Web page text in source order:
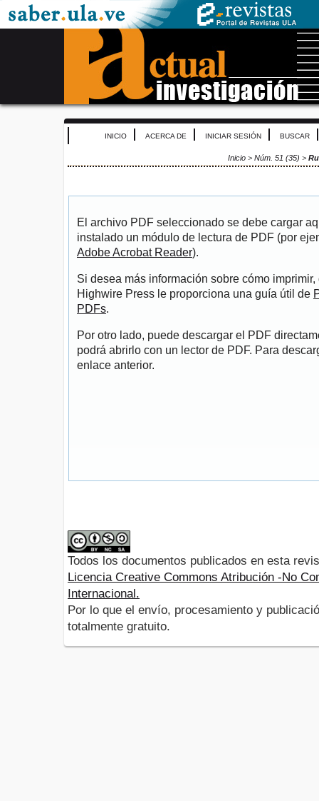
INICIO ACERCA DE INICIAR SESIÓN BUSCAR
Inicio > Núm. 51 (35) >
El archivo PDF seleccionado se debe cargar
instalado un módulo de lectura de PDF (por
Adobe Acrobat Reader).
Si desea más información sobre cómo
Highwire Press le proporciona una guía útil de
PDFs.
Por otro lado, puede descargar el PDF
podrá abrirlo con un lector de PDF. Para
enlace anterior.
Todos los documentos publicados en esta
Licencia Creative Commons Atribución -No
Internacional.
Por lo que el envío, procesamiento y
totalmente gratuito.